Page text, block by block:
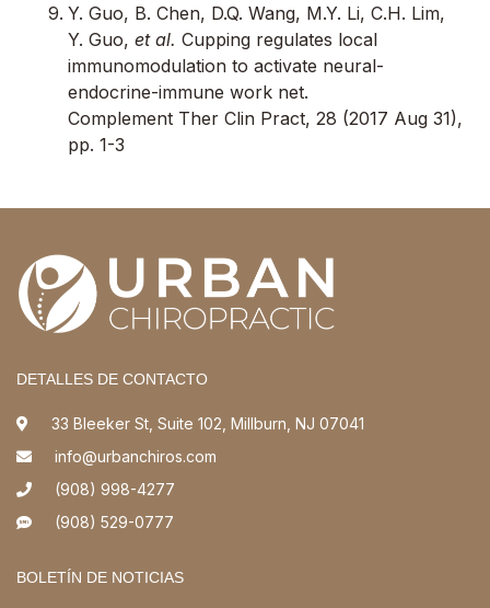
Y. Guo, B. Chen, D.Q. Wang, M.Y. Li, C.H. Lim,
Y. Guo,et al.Cupping regulates local
immunomodulation to activate neural-
endocrine-immune work net.
Complement Ther Clin Pract, 28 (2017 Aug 31),
pp. 1-3
DETALLES DE CONTACTO
33 Bleeker St, Suite 102, Millburn, NJ 07041
info@urbanchiros.com
(908) 998-4277
(908) 529-0777
BOLETÍN DE NOTICIAS